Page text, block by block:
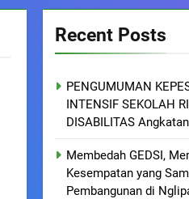
Recent Posts
PENGUMUMAN
INTENSIF SEKOLAH
DISABILITAS
Membedah GEDSI,
Kesempatan yang
Pembangunan di